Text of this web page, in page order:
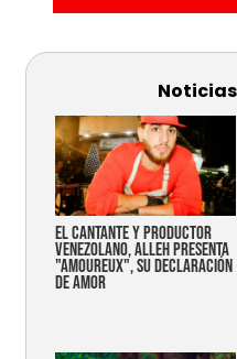
Noticias
EL CANTANTE Y PRODUCTOR
VENEZOLANO, ALLEH PRESENTA
"AMOUREUX", SU DECLARACIÓN
DE AMOR